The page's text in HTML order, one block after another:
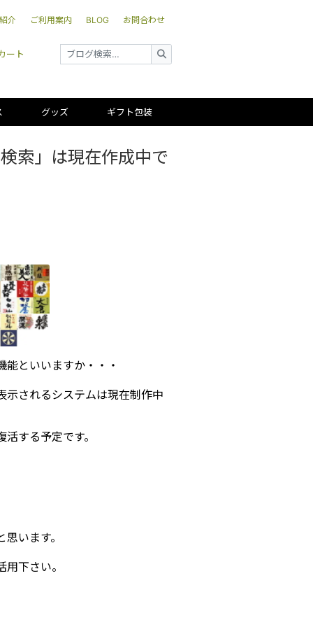
介 ご利用案内 BLOG お問合わせ
ート
グッズ ギフト包装
索」は現在作成中で
といいますか・・・
示されるシステムは現在制作中
する予定です。
います。
下さい。